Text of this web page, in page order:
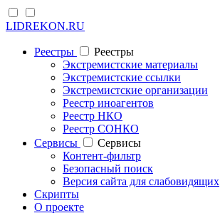
LIDREKON.RU
Реестры
Реестры
Экстремистские материалы
Экстремистские ссылки
Экстремистские организации
Реестр иноагентов
Реестр НКО
Реестр СОНКО
Cервисы
Cервисы
Контент-фильтр
Безопасный поиск
Версия сайта для слабовидящих
Скрипты
О проекте